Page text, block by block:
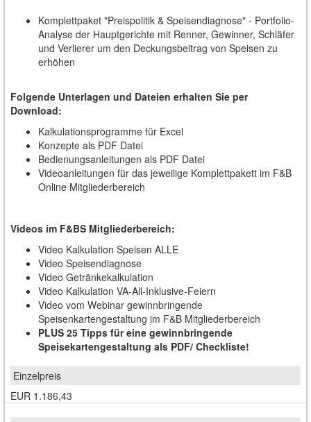
Komplettpaket "Preispolitik & Speisendiagnose" - Portfolio-
Analyse der Hauptgerichte mit Renner, Gewinner, Schläfer
und Verlierer um den Deckungsbeitrag von Speisen zu
erhöhen
Folgende Unterlagen und Dateien erhalten Sie per
Download:
Kalkulationsprogramme für Excel
Konzepte als PDF Datei
Bedienungsanleitungen als PDF Datei
Videoanleitungen für das jeweilige Komplettpakett im F&B
Online Mitgliederbereich
Videos im F&BS Mitgliederbereich:
Video Kalkulation Speisen ALLE
Video Speisendiagnose
Video Getränkekalkulation
Video Kalkulation VA-All-Inklusive-Feiern
Video vom Webinar gewinnbringende
Speisenkartengestaltung im F&B Mitgliederbereich
PLUS 25 Tipps für eine gewinnbringende
Speisekartengestaltung als PDF/ Checkliste!
EUR 1.186,43